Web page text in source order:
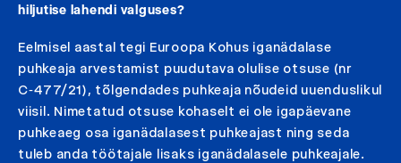
hiljutise lahendi valguses?
Eelmisel aastal tegi Euroopa Kohus iganädalase
puhkeaja arvestamist puudutava olulise otsuse (nr
C‑477/21), tõlgendades puhkeaja nõudeid uuenduslikul
viisil. Nimetatud otsuse kohaselt ei ole igapäevane
puhkeaeg osa iganädalasest puhkeajast ning seda
tuleb anda töötajale lisaks iganädalasele puhkeajale.